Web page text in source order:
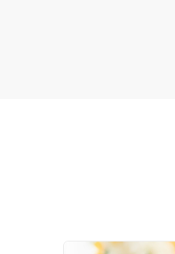
すべてのスタ
当院では、交